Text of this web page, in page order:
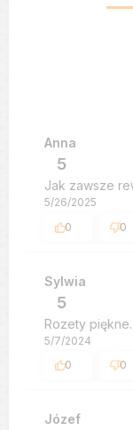
Anna
5
Jak zawsze
5/26/2025
0
0
Sylwia
5
Rozety
5/7/2024
0
0
Józef